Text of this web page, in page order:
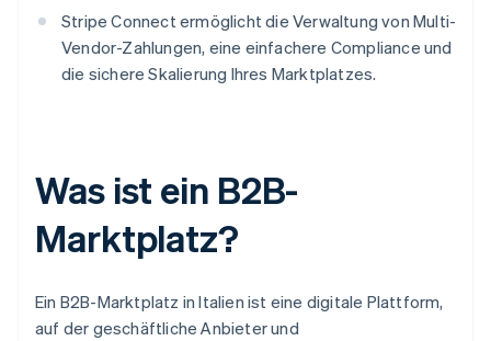
Stripe Connect ermöglicht die Verwaltung von Multi-
Vendor-Zahlungen, eine einfachere Compliance und
die sichere Skalierung Ihres Marktplatzes.
Was ist ein B2B-
Marktplatz?
Ein B2B-Marktplatz in Italien ist eine digitale Plattform,
auf der geschäftliche Anbieter und